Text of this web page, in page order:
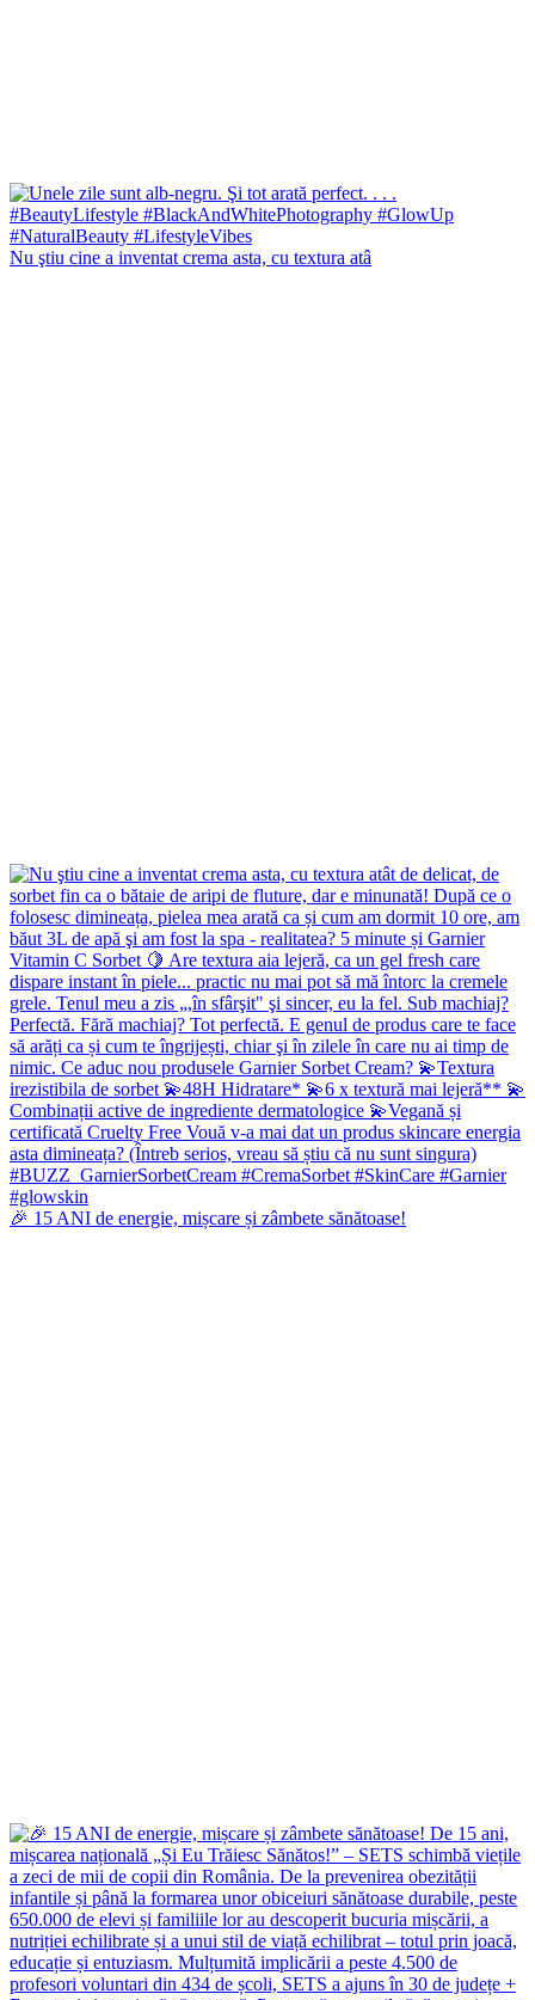
Nu ştiu cine a inventat crema asta, cu textura atâ
🎉 15 ANI de energie, mișcare și zâmbete sănătoase!